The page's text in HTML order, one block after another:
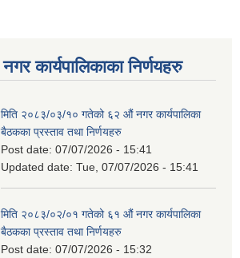
नगर कार्यपालिकाका निर्णयहरु
मिति २०८३/०३/१० गतेको ६२ औं नगर कार्यपालिका
बैठकका प्रस्ताव तथा निर्णयहरु
Post date: 07/07/2026 - 15:41
Updated date: Tue, 07/07/2026 - 15:41
मिति २०८३/०२/०१ गतेको ६१ औं नगर कार्यपालिका
बैठकका प्रस्ताव तथा निर्णयहरु
Post date: 07/07/2026 - 15:32